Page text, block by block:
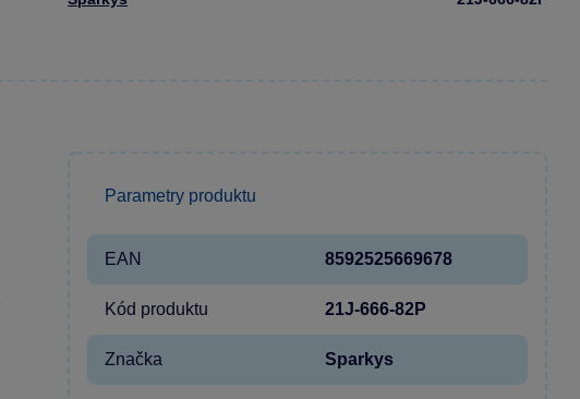
Parametry produktu
EAN 8592525669678
Kód produktu 21J-666-82P
Značka Sparkys